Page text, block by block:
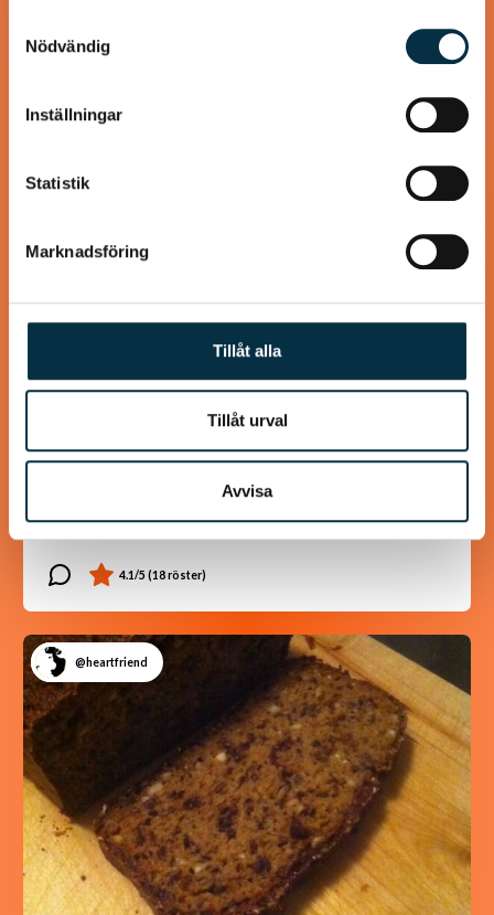
annons- och analysföretag som vi samarbetar med.
Dessa kan i sin tur kombinera informationen med annan
information som du har tillhandahållit eller som de har
samlat in när du har använt deras tjänster.
Nödvändig
Inställningar
Statistik
Marknadsföring
Tillåt alla
Tillåt urval
Avvisa
så var det halva…
En längtan till Turkisk mat
@heartfriend